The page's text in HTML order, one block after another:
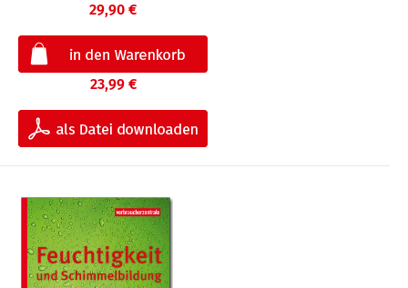
29,90 €
23,99 €